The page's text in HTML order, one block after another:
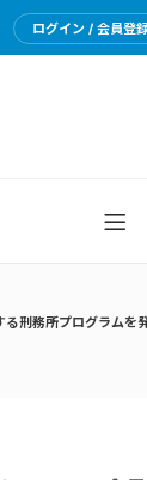
ログイン / 会員登
刑務所プログラムを